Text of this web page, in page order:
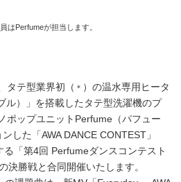
はPerfumeが担当します。
タテ型業界初（ ＊ ）の温水専用ヒータ
ル）」を搭載したタテ型洗濯機のプ
ポップユニットPerfume（パフュー
した「AWA DANCE CONTEST」
「第4回 Perfumeダンスコンテスト
決勝戦と合同開催いたします。